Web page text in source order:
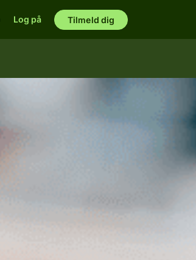
Log på Tilmeld dig